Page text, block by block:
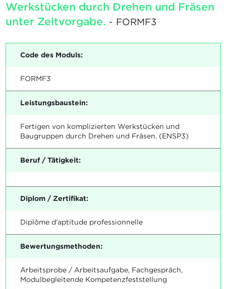
Werkstücken durch Drehen und Fräsen
unter Zeitvorgabe. - FORMF3
Code des Moduls:
FORMF3
Leistungsbaustein:
Fertigen von komplizierten Werkstücken und
Baugruppen durch Drehen und Fräsen. (ENSP3)
Beruf / Tätigkeit:
Diplom / Zertifikat:
Diplôme d'aptitude professionnelle
Bewertungsmethoden:
Arbeitsprobe / Arbeitsaufgabe, Fachgespräch,
Modulbegleitende Kompetenzfeststellung